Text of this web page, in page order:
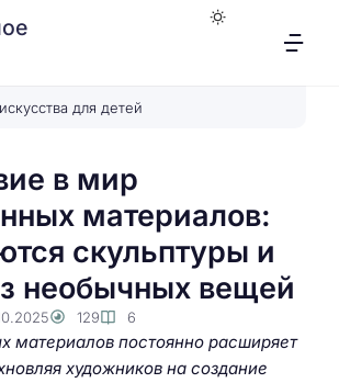
для детей
в мир
материалов:
скульптуры и
необычных вещей
129 6
материалов постоянно расширяет
художников на создание